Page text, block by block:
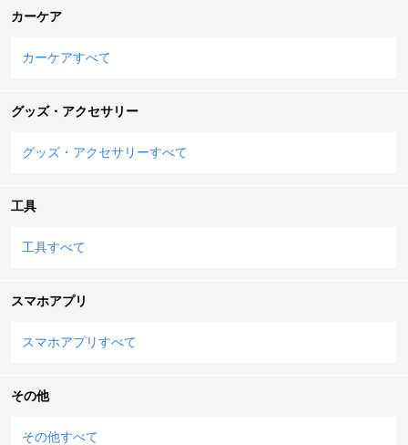
カーケア
カーケアすべて
グッズ・アクセサリー
グッズ・アクセサリーすべて
工具
工具すべて
スマホアプリ
スマホアプリすべて
その他
その他すべて